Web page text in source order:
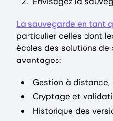
La sauvegarde en tant
particulier celles dont
écoles des solutions
avantages:
Gestion à
Cryptage et
Historique des